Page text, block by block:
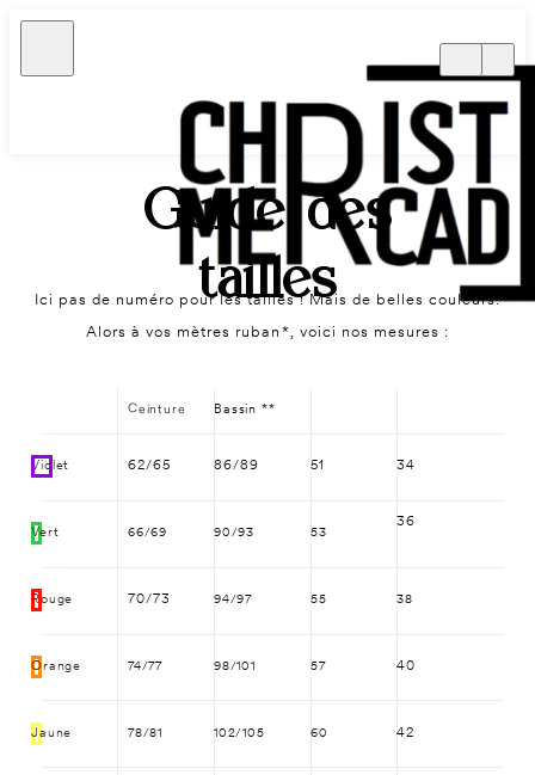
Guide des
tailles
Ici pas de numéro pour les tailles ! Mais de belles couleurs.
Alors à vos mètres ruban*, voici nos mesures :
Ceinture Bassin **
Violet 62/65 86/89 51 34
Vert 66/69 90/93 53
36
Rouge 70/73 94/97 55 38
Orange 74/77 98/101 57 40
Jaune 78/81 102/105 60 42